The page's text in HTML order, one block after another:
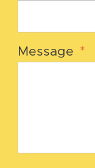
Message *